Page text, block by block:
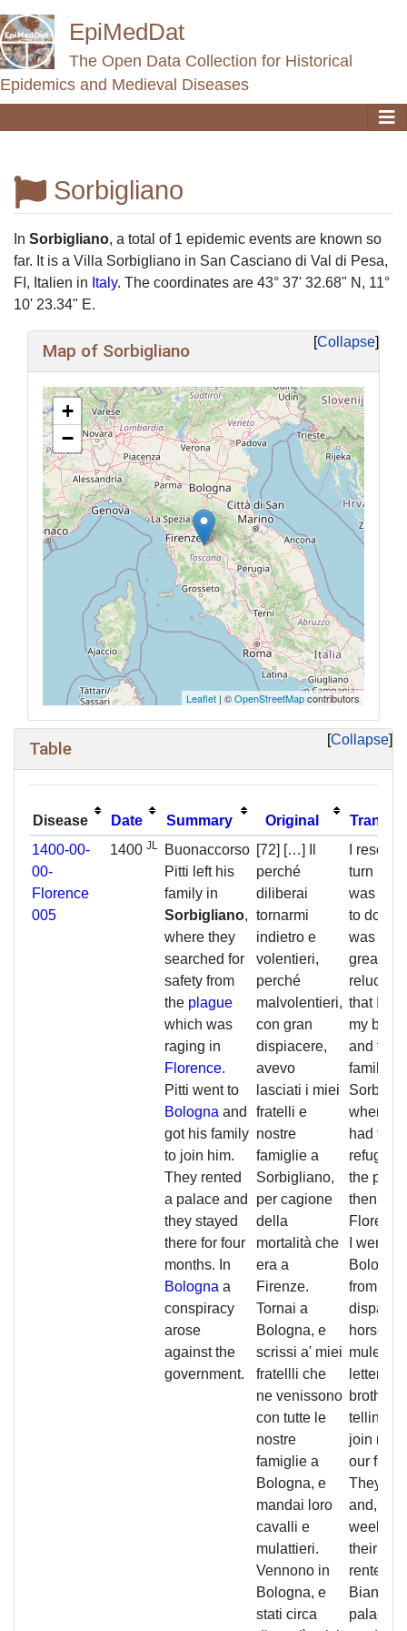
EpiMedDat
The Open Data Collection for Historical
Epidemics and Medieval Diseases
Sorbigliano
Jump to:navigation,search
In Sorbigliano, a total of 1 epidemic events are known so
far. It is a Villa Sorbigliano in San Casciano di Val di Pesa,
FI, Italien in Italy. The coordinates are 43° 37' 32.68" N, 11°
10' 23.34" E.
Collapse
Map of Sorbigliano
+
−
Leaflet | ©OpenStreetMapcontributors
Collapse
Table
Disease Date Summary Original
1400-00-
00-
Florence
005
1400JL
Buonaccorso
Pitti left his
family in
Sorbigliano,
where they
searched for
safety from
the plague
which was
raging in
Florence.
Pitti went to
Bologna and
got his family
to join him.
They rented
a palace and
they stayed
there for four
months. In
Bologna a
conspiracy
arose
against the
government.
[72] […] Il
perché
diliberai
tornarmi
indietro e
volentieri,
perché
malvolentieri,
con gran
dispiacere,
avevo
lasciati i miei
fratelli e
nostre
famiglie a
Sorbigliano,
per cagione
della
mortalità che
era a
Firenze.
Tornai a
Bologna, e
scrissi a' miei
fratellli che
ne venissono
con tutte le
nostre
famiglie a
Bologna, e
mandai loro
cavalli e
mulattieri.
Vennono in
Bologna, e
stati circa
I
turn
was not
to do so,
was
greatest
that I
my
and their
families
where
had
refuge
the
then
I went to
Bologna
from
horses
letters
brothers
telling
join me
our
They
and,
week
their
rented
Bianchi
palace